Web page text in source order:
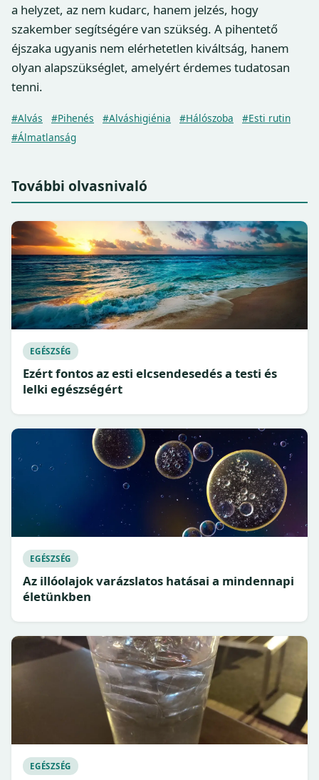
a helyzet, az nem kudarc, hanem jelzés, hogy
szakember segítségére van szükség. A pihentető
éjszaka ugyanis nem elérhetetlen kiváltság, hanem
olyan alapszükséglet, amelyért érdemes tudatosan
tenni.
#Alvás #Pihenés #Alváshigiénia #Hálószoba
#Esti rutin
#Álmatlanság
További olvasnivaló
EGÉSZSÉG
Ezért fontos az esti elcsendesedés a testi és
lelki egészségért
EGÉSZSÉG
Az illóolajok varázslatos hatásai a mindennapi
életünkben
EGÉSZSÉG